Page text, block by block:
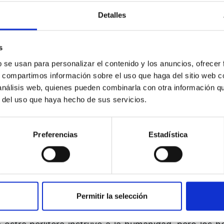
Detalles
usan para personalizar el contenido y los anuncios,
información sobre el uso que haga del sitio web
web, quienes pueden combinarla con otra información
uso que haya hecho de sus servicios.
Preferencias Estadística
Permitir la selección
en su existencia, han sufrido mucho.
bellos.
pasajeros
díganse: “Oh, no durará mucho. Es sólo un
puede ser eficaz? Sí, es una fórmula eficaz,
ayuda a soportarlas. Y por otra parte, así es, no
fabricar una perla? Al principio no es más que
arena es una dificultad para la ostra, le irrita.
me pica, ¿qué hacer?” Entonces empieza a
comprende que nunca conseguirá eliminar ese
se vuelva liso, pulido, aterciopelado. Y cuando